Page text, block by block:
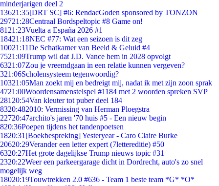
minderjarigen deel 2
13621:35[DRT SC] #6: RendacGoden sponsored by TONZON
29721:28Centraal Bordspeltopic #8 Game on!
81 21:23Vuelta a España 2026 #1
18421:18NEC #77: Wat een seizoen is dit zeg
10021:11De Schatkamer van Beeld & Geluid #4
7521:09Trump wil dat J.D. Vance hem in 2028 opvolgt
6321:07Zou je vreemdgaan in een relatie kunnen vergeven?
321:06Scholensysteem tegenwoordig?
10321:05Man zoekt mij en bedreigt mij, nadat ik met zijn zoon sprak
4721:00Woordensamenstelspel #1184 met 2 woorden spreken SVP
281 20:54Van kleuter tot puber deel 184
8320:482010: Vermissing van Herman Ploegstra
22720:47archito's jaren '70 huis #5 - Een nieuw begin
820:36Poepen tijdens het tandenpoetsen
1820:31 [Boekbespreking] Yesteryear - Caro Claire Burke
20620:29Verander een letter expert (7lettereditie) #50
6320:27Het grote dagelijkse Trump nieuws topic #31
2320:22Weer een parkeergarage dicht in Dordrecht, auto's zo snel
mogelijk weg
18020:19Touwtrekken 2.0 #636 - Team 1 beste team *G* *O*